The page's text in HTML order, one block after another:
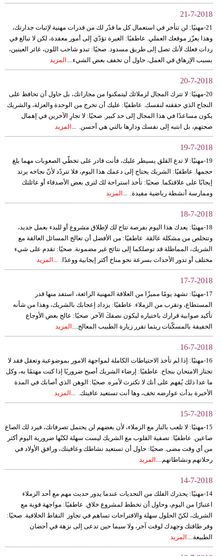
21-7-2018
21-مهنيًا: لن تتأخر في استعمال كل ما قدّر لك من قدرات مهنية لإثبات جدارتك،
وهذا يعزّز موقعك العملي. عاطفيًا: الغيرة تؤدّي إلى أمور معقدة، لكن لا تبالغ في
ردات فعلك لأنك تصل إلى طريق مسدود. صحيًا: تبدو شاحب اللون، غائر العينين،
بسبب الإرهاق في العمل، حاول أن تخفف بعض الشيء.... المزيد
20-7-2018
20-مهنيًا: لا تترك المجال لزملائك ليتمكنوا من مجاراتك، بل حاول أن تحافظ على
النجاح الذي حققته لنفسك. عاطفيًا: عليك أن تخرج من الوحدة والعزلة، والشريك
يكون مساعدًا في هذا المجال إلى حد كبير. صحيًا: لا تجارِ الآخرين في إهمال
صحتهم، بل انتبه إلى نفسك ودارها بالتي هي أحسن. ... المزيد
19-7-2018
19-مهنيًا: لا تدع القلق يسيطر عليك، فأنت قادر على تخطّي الصعوبات مهما بلغ
حجمها. عاطفيًا: الشريك يحتاج إلى دعمك هذا اليوم، فلا تتردّد لأنّ نجاحه يرتد
إيجابًا على علاقتكما. صحيًا: تأخذ استراحة لك لترى بعض الأصدقاء أو عائلتك
وممارسة أنشطة رياضية مفيدة. ... المزيد
18-7-2018
18-مهنيًا: يعدك هذا اليوم بفرصة تتاح لك لإطلاق مشروع أو للبدء بعمل جديد،
وتتخلص من مشكلة عالقة. عاطفيًا: من الأفضل أن تعالج المسائل العالقة مع
الشريك، المماطلة قد توصلكما إلى نتائج غير مضمونة. صحيًا: تقدم على شيء
مختلف أو تدور الأحداث بسرعة نحو مناخ أكثر إيجابية ووعدًا. ... المزيد
17-7-2018
17-مهنيًا: تشهد يومًا مميزًا من العلاقة المهنية الرائعة، استفد منها قدر
المستطاع، وتقرب من الزملاء. عاطفيًا: يزداد إعجابك بالشريك، وهذا من شأنه
تأكيد صوابية قرارك باختياره ليكون نصفكَ الآخر. صحيًا: عالج بعض الأوجاع
الخفيفة بالمسكّنات ريثما تقرر زيارة الطبيب المعالج.... المزيد
16-7-2018
16-مهنيًا: إذا لم تأخذ الاحتياطات الكاملة لمواجهة الامور بموضوعية وتعقل فقد لا
تجتاز الامتحان بنجاح. عاطفيًا: إرضاء الشريك أصبح ضروريًا إذا كنت مهتمًا به، وكل
ما عدا ذلك يُفهم على أنك لا تكترث لأمره. صحيًا: الوهن الذي أصابك في المدة
الأخيرة بدأت عوارضه تخف، وها أنت تستعيد عافيتك. ... المزيد
15-7-2018
15-مهنيًا: لا تلعب بالنار مع الزملاء، لأن بعضهم لن يحتمل تصرفاتك، فيرد لك الصاع
صاعين. عاطفيًا: تصفية القلوب مع الشريك ليست سهلة لكنّها ضرورية اليوم أكثر
من أي وقت مضى. صحيًا: حاول أن تستعيد نشاطك وعافيتك، ورافق الأولاد في
رحلاتهم ونشاطاتهم.... المزيد
14-7-2018
14-مهنيًا: يحذرك الفلك من التحديات عندما يدور حديث مهم مع أحد الزملاء
اعتبارًا من اليوم، وحاول أن تخطط لمشروع خلاق. عاطفيًا: مواجهة قوية مع
الشريك، لكنّ الحلول سهلة والاقتراحات تساهم في تجاوز النقاط الخلافية. صحيًا:
وفر طاقتك وجهدك لوقت آخر، ولا سيما حين تدعى إلى نزهة في أحضان
الطبيعة.... المزيد